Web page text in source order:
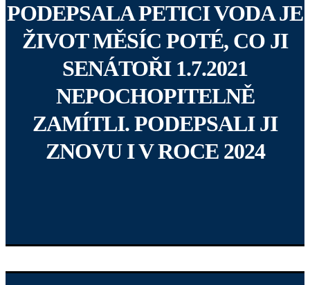
PODEPSALA PETICI VODA JE
ŽIVOT MĚSÍC POTÉ, CO JI
SENÁTOŘI 1.7.2021
NEPOCHOPITELNĚ
ZAMÍTLI. PODEPSALI JI
ZNOVU I V ROCE 2024